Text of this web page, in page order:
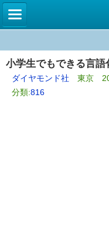
小学生でもできる言
ダイヤモンド社 東京
分類:816